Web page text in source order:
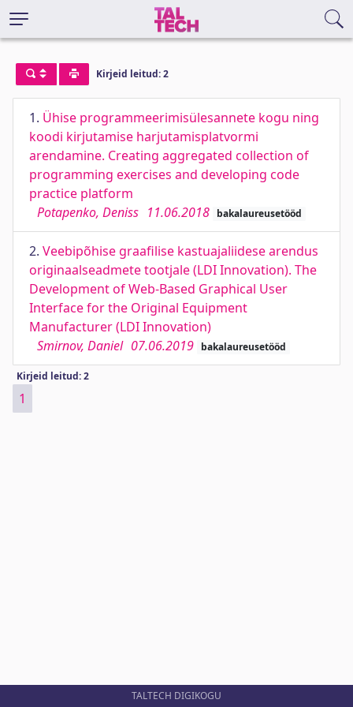
Kirjeid leitud: 2
1. Ühise programmeerimisülesannete kogu ning
koodi kirjutamise harjutamisplatvormi
arendamine. Creating aggregated collection of
programming exercises and developing code
practice platform
Potapenko, Deniss 11.06.2018 bakalaureusetööd
2. Veebipõhise graafilise kastuajaliidese arendus
originaalseadmete tootjale (LDI Innovation). The
Development of Web-Based Graphical User
Interface for the Original Equipment
Manufacturer (LDI Innovation)
Smirnov, Daniel 07.06.2019 bakalaureusetööd
Kirjeid leitud: 2
1
TALTECH DIGIKOGU